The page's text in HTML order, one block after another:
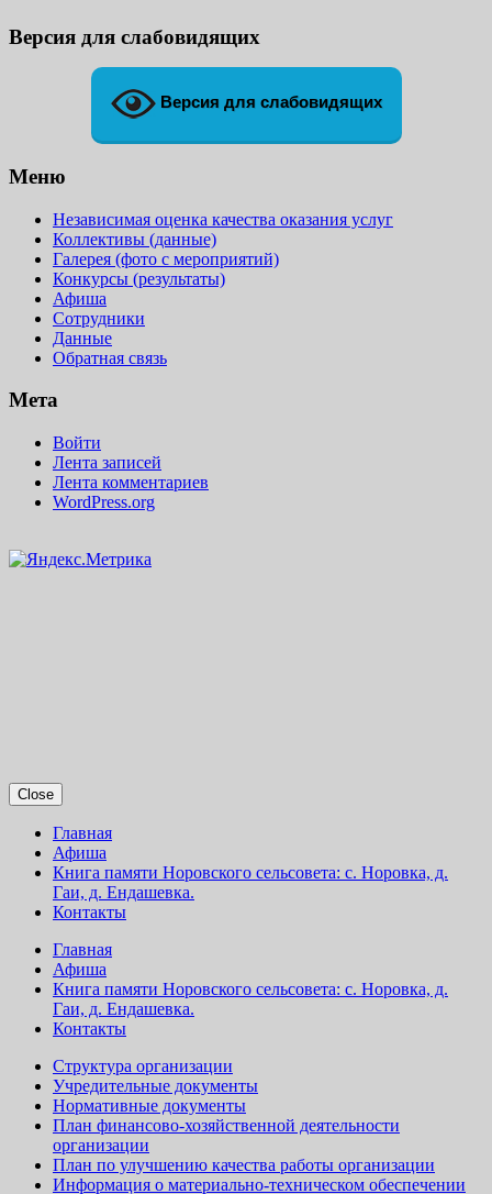
Версия для слабовидящих
Версия для слабовидящих
Меню
Независимая оценка качества оказания услуг
Коллективы (данные)
Галерея (фото с мероприятий)
Конкурсы (результаты)
Афиша
Сотрудники
Данные
Обратная связь
Мета
Войти
Лента записей
Лента комментариев
WordPress.org
Close
Главная
Афиша
Книга памяти Норовского сельсовета: с. Норовка, д.
Гаи, д. Ендашевка.
Контакты
Главная
Афиша
Книга памяти Норовского сельсовета: с. Норовка, д.
Гаи, д. Ендашевка.
Контакты
Структура организации
Учредительные документы
Нормативные документы
План финансово-хозяйственной деятельности
организации
План по улучшению качества работы организации
Информация о материально-техническом обеспечении